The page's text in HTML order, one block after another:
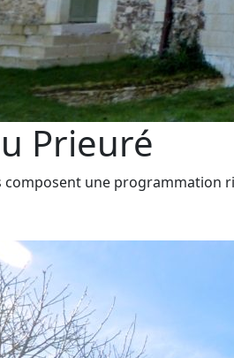
Prieuré
composent une programmation